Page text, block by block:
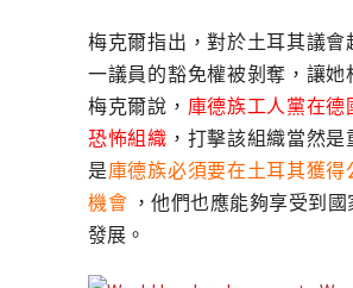
梅克爾指出，對於土耳其議會
一議員的豁免權被剝奪，讓她
梅克爾說， 庫德族工人黨在德
恐怖組織 ，打擊該組織當然
是庫德族必須要在土耳其獲得
機會 ，他們也應能夠享受到
發展。